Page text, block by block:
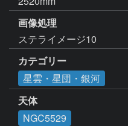
画像処理
ステライメージ10
カテゴリー
星雲・星団・銀河
天体
NGC5529